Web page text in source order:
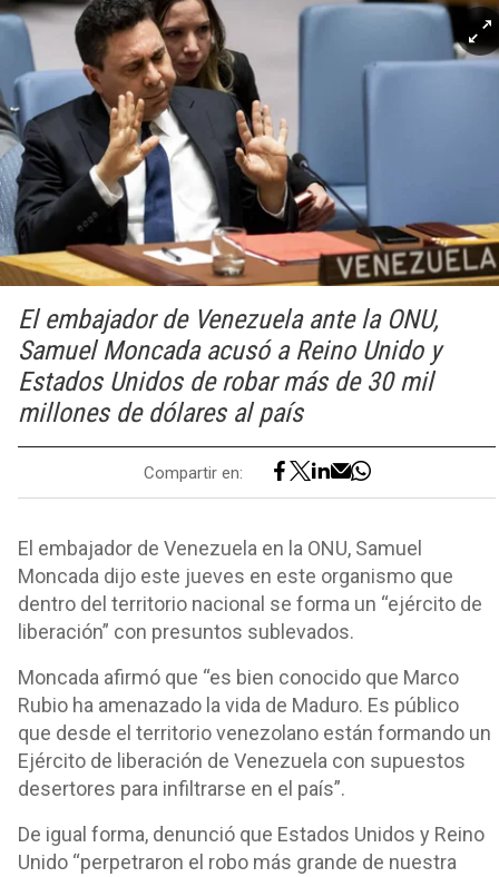
El embajador de Venezuela ante la ONU,
Samuel Moncada acusó a Reino Unido y
Estados Unidos de robar más de 30 mil
millones de dólares al país
Compartir en:
El embajador de Venezuela en la ONU, Samuel
Moncada dijo este jueves en este organismo que
dentro del territorio nacional se forma un “ejército de
liberación” con presuntos sublevados.
Moncada afirmó que “es bien conocido que Marco
Rubio ha amenazado la vida de Maduro. Es público
que desde el territorio venezolano están formando un
Ejército de liberación de Venezuela con supuestos
desertores para infiltrarse en el país”.
De igual forma, denunció que Estados Unidos y Reino
Unido “perpetraron el robo más grande de nuestra